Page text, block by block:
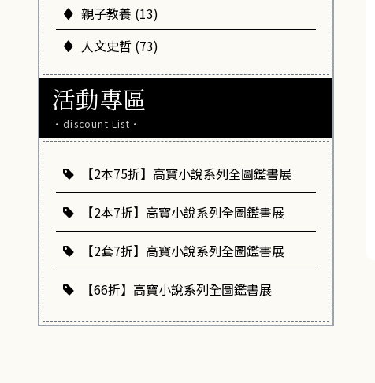
親子教養 (13)
人文史哲 (73)
活動專區
·discount List·
【2本75折】高寶小說系列全圖鑑書展
【2本7折】高寶小說系列全圖鑑書展
【2套7折】高寶小說系列全圖鑑書展
【66折】高寶小說系列全圖鑑書展